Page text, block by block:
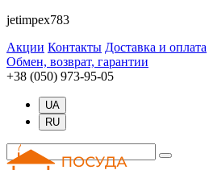
jetimpex783
Акции Контакты Доставка и оплата
Обмен, возврат, гарантии
+38 (050) 973-95-05
UA
RU